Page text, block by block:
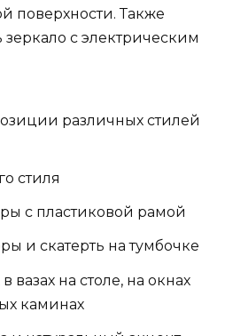
поверхности. Также
с электрическим
различных стилей
стиля
с пластиковой рамой
и скатерть на тумбочке
вазах на столе, на окнах
каминах